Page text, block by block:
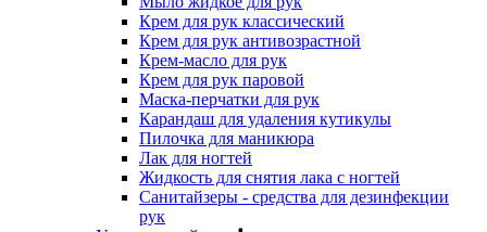
Крем для рук классический
Крем для рук антивозрастной
Крем-масло для рук
Крем для рук паровой
Маска-перчатки для рук
Карандаш для удаления кутикулы
Пилочка для маникюра
Лак для ногтей
Жидкость для снятия лака с ногтей
Санитайзеры - средства для дезинфекции
рук